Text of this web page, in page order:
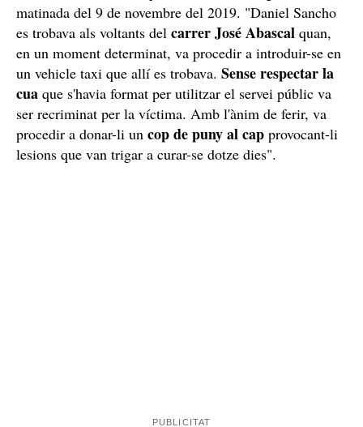
matinada del 9 de novembre del 2019. "Daniel Sancho
es trobava als voltants del carrer José Abascal quan,
en un moment determinat, va procedir a introduir-se en
un vehicle taxi que allí es trobava. Sense respectar la
cua que s'havia format per utilitzar el servei públic va
ser recriminat per la víctima. Amb l'ànim de ferir, va
procedir a donar-li un cop de puny al cap provocant-li
lesions que van trigar a curar-se dotze dies".